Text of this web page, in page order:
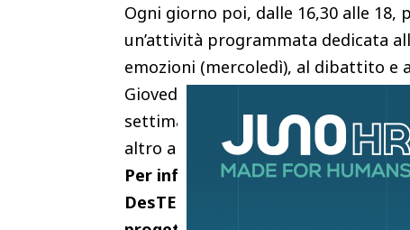
Ogni giorno poi, dalle 16,30 alle 18,
un’attività programmata dedicata
emozioni (mercoledì), al dibattito e
Giovedì sarà invece il giorno della
settimanale, dalle 20 alle 23,
altro ancora.
Per info: 335 1411298 oppure
DesTEENazione ha un profilo